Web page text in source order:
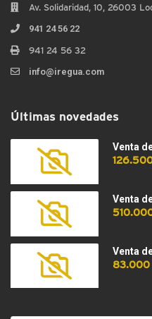
Av. Solidaridad, 10, 26003
941 24 56 22
941 24 56 32
info@iregua.com
Últimas novedades
Venta
Venta
Venta